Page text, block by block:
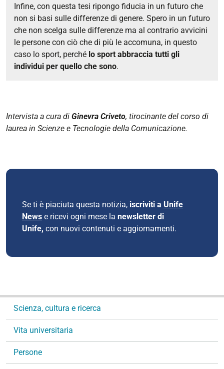
Infine, con questa tesi ripongo fiducia in un futuro che
non si basi sulle differenze di genere. Spero in un futuro
che non scelga sulle differenze ma al contrario avvicini
le persone con ciò che di più le accomuna, in questo
caso lo sport, perché lo sport abbraccia tutti gli
individui per quello che sono.
Intervista a cura di Ginevra Criveto, tirocinante del corso di
laurea in Scienze e Tecnologie della Comunicazione.
Se ti è piaciuta questa notizia, iscriviti a Unife
News e ricevi ogni mese la newsletter di
Unife, con nuovi contenuti e aggiornamenti.
a
Scienza, cultura e ricerca
Vita universitaria
Persone